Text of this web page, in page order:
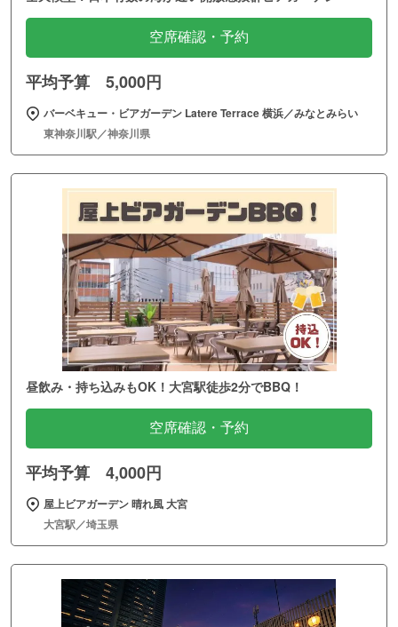
空席確認・予約
平均予算 5,000円
バーベキュー・ビアガーデン Latere Terrace 横浜／みなとみらい
東神奈川駅／神奈川県
昼飲み・持ち込みもOK！大宮駅徒歩2分でBBQ！
空席確認・予約
平均予算 4,000円
屋上ビアガーデン 晴れ風 大宮
大宮駅／埼玉県